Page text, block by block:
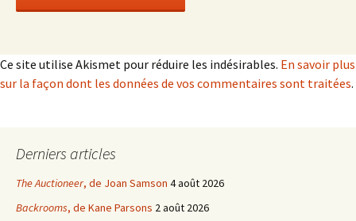
Ce site utilise Akismet pour réduire les indésirables. En savoir plus
sur la façon dont les données de vos commentaires sont traitées.
Derniers articles
The Auctioneer, de Joan Samson 4 août 2026
Backrooms, de Kane Parsons 2 août 2026